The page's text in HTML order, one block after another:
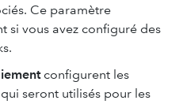
Ce paramètre
si vous avez configuré des
configurent les
seront utilisés pour les